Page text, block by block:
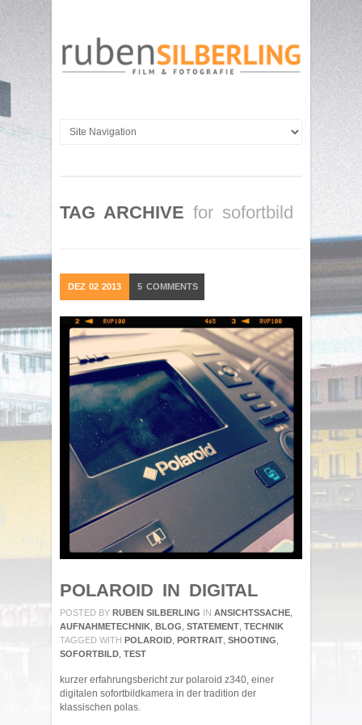
TAG ARCHIVE for sofortbild
DEZ 02 2013 5 COMMENTS
POLAROID IN DIGITAL
POSTED BY RUBEN SILBERLING IN ANSICHTSSACHE
AUFNAHMETECHNIK BLOG STATEMENT TECHNIK
TAGGED WITH POLAROID PORTRAIT SHOOTING
SOFORTBILD TEST
kurzer erfahrungsbericht zur polaroid z340, einer
digitalen sofortbildkamera in der tradition der
klassischen polas.